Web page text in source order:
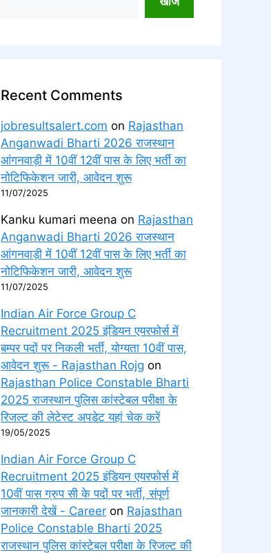
Recent Comments
jobresultsalert.com on Rajasthan
Anganwadi Bharti 2026 राजस्थान
आंगनवाड़ी में 10वीं 12वीं पास के लिए भर्ती का
नोटिफिकेशन जारी, आवेदन शुरू
11/07/2025
Kanku kumari meena on Rajasthan
Anganwadi Bharti 2026 राजस्थान
आंगनवाड़ी में 10वीं 12वीं पास के लिए भर्ती का
नोटिफिकेशन जारी, आवेदन शुरू
11/07/2025
Indian Air Force Group C
Recruitment 2025 इंडियन एयरफोर्स में
बम्पर पदों पर निकली भर्ती, योग्यता 10वीं पास,
आवेदन शुरू - Rajasthan Rojg on
Rajasthan Police Constable Bharti
2025 राजस्थान पुलिस कांस्टेबल परीक्षा के
रिजल्ट की लेटेस्ट अपडेट यहां चेक करें
19/05/2025
Indian Air Force Group C
Recruitment 2025 इंडियन एयरफोर्स में
10वीं पास ग्रुप सी के पदों पर भर्ती, संपूर्ण
जानकारी देखें - Career on Rajasthan
Police Constable Bharti 2025
राजस्थान पुलिस कांस्टेबल परीक्षा के रिजल्ट की